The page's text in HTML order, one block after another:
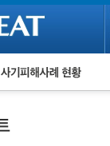
피해사례 현황
게임 · 비실물 피해사례